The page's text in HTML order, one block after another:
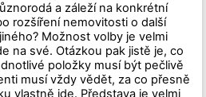
a záleží na konkrétní
rozšíření nemovitosti o další
Možnost volby je velmi
na své. Otázkou pak jistě je, co
položky musí být pečlivě
musí vždy vědět, za co přesně
vlastně jde. Představa je velmi